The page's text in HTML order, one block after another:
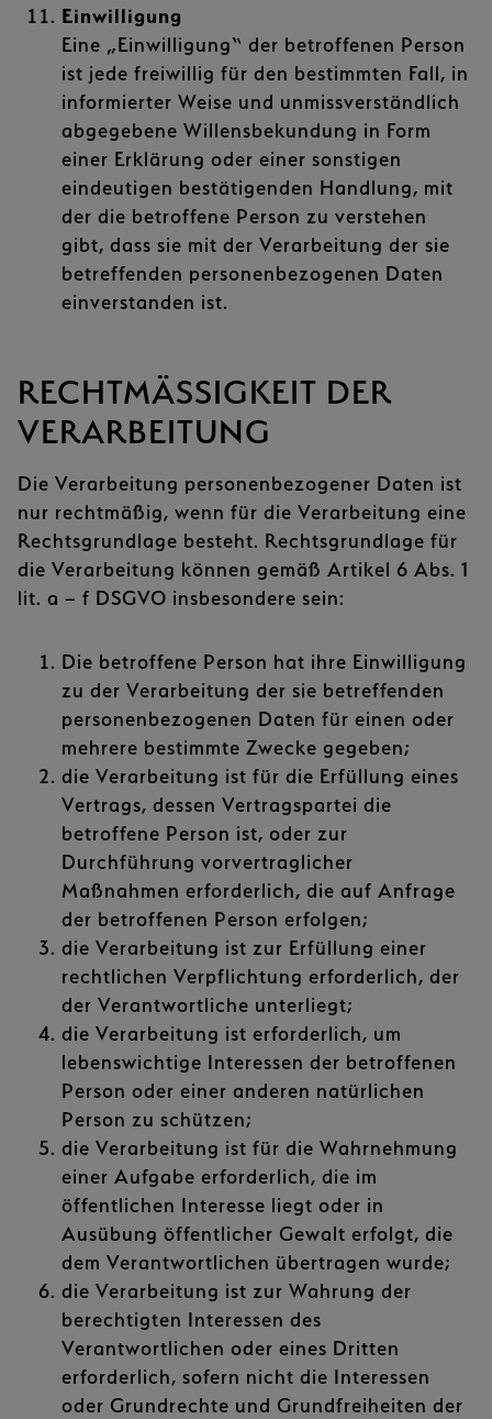
Einwilligung
Eine „Einwilligung“ der betroffenen Person
ist jede freiwillig für den bestimmten Fall, in
informierter Weise und unmissverständlich
abgegebene Willensbekundung in Form
einer Erklärung oder einer sonstigen
eindeutigen bestätigenden Handlung, mit
der die betroffene Person zu verstehen
gibt, dass sie mit der Verarbeitung der sie
betreffenden personenbezogenen Daten
einverstanden ist.
RECHTMÄSSIGKEIT DER V
ERARBEITUNG
Die Verarbeitung personenbezogener Daten ist
nur rechtmäßig, wenn für die Verarbeitung eine
Rechtsgrundlage besteht. Rechtsgrundlage für
die Verarbeitung können gemäß Artikel 6 Abs. 1
lit. a – f DSGVO insbesondere sein:
Die betroffene Person hat ihre Einwilligung
zu der Verarbeitung der sie betreffenden
personenbezogenen Daten für einen oder
mehrere bestimmte Zwecke gegeben;
die Verarbeitung ist für die Erfüllung eines
Vertrags, dessen Vertragspartei die
betroffene Person ist, oder zur
Durchführung vorvertraglicher
Maßnahmen erforderlich, die auf Anfrage
der betroffenen Person erfolgen;
die Verarbeitung ist zur Erfüllung einer
rechtlichen Verpflichtung erforderlich, der
der Verantwortliche unterliegt;
die Verarbeitung ist erforderlich, um
lebenswichtige Interessen der betroffenen
Person oder einer anderen natürlichen
Person zu schützen;
die Verarbeitung ist für die Wahrnehmung
einer Aufgabe erforderlich, die im
öffentlichen Interesse liegt oder in
Ausübung öffentlicher Gewalt erfolgt, die
dem Verantwortlichen übertragen wurde;
die Verarbeitung ist zur Wahrung der
berechtigten Interessen des
Verantwortlichen oder eines Dritten
erforderlich, sofern nicht die Interessen
oder Grundrechte und Grundfreiheiten der